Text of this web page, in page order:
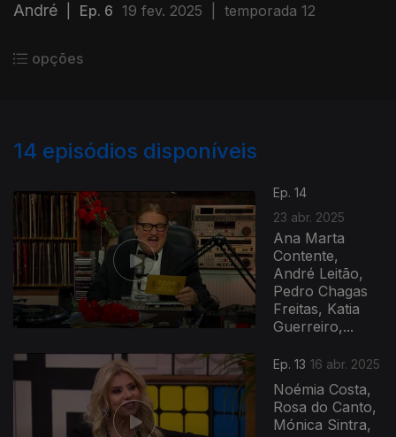
André
Ep. 6 19 fev. 2025 temporada 12
opções
14 episódios disponíveis
Ep. 14
23 abr. 2025
Ana Marta
Contente,
André Leitão,
Pedro Chagas
Freitas, Katia
Guerreiro,...
Ep. 13 16 abr. 2025
Noémia Costa,
Rosa do Canto,
Mónica Sintra,